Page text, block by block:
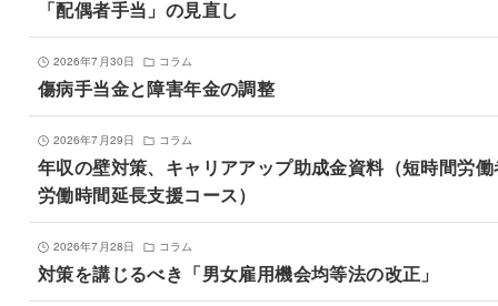
「配偶者手当」の見直し
2026年7月30日 コラム
傷病手当金と障害年金の調整
2026年7月29日 コラム
年収の壁対策、キャリアアップ助成金資料（短時間労働
労働時間延長支援コース）
2026年7月28日 コラム
対策を講じるべき「男女雇用機会均等法の改正」